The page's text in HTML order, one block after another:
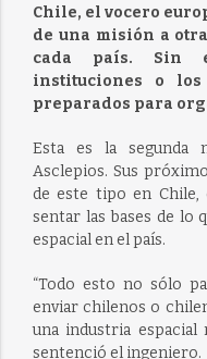
Chile, el vocero
de una misión a
cada país. Sin
instituciones o los
preparados para
Esta es la segunda
Asclepios. Sus
de este tipo en Chile,
sentar las bases de lo
espacial en el país.
“Todo esto no sólo
enviar chilenos o
una industria
sentenció el ingeniero.